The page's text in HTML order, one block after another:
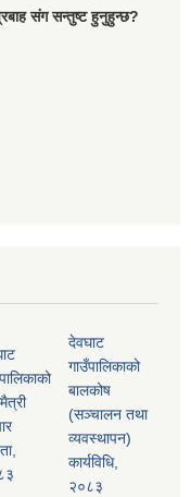
संग सन्तुष्ट हुनुहुन्छ?
देवघाट
गाउँपालिकाको
बालकोष
(सञ्चालन तथा
व्यवस्थापन)
कार्यविधि,
२०८३